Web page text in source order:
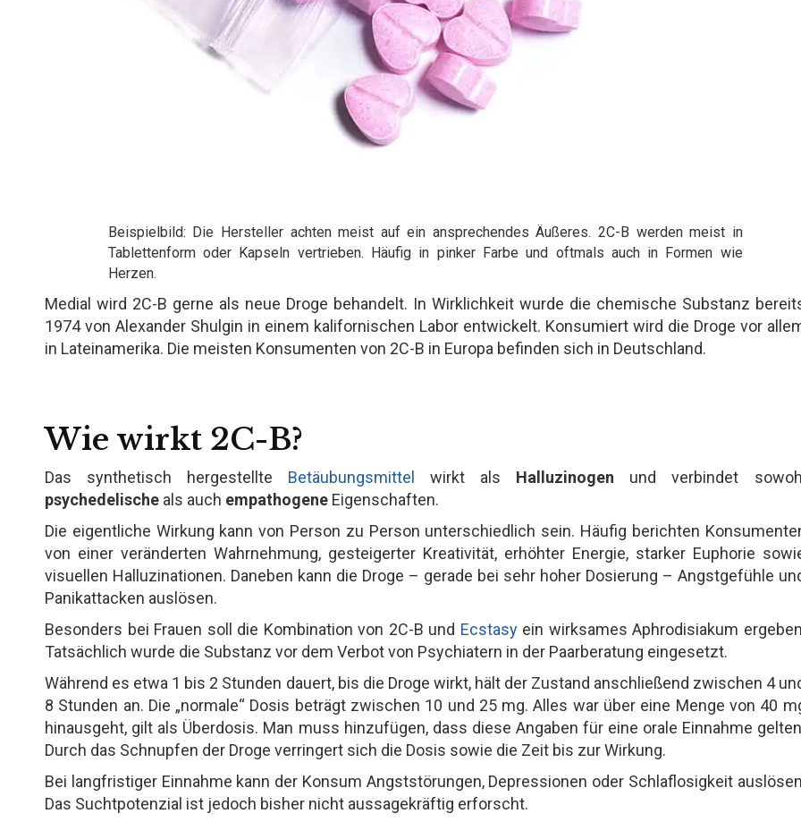
Beispielbild: Die Hersteller achten meist auf ein ansprechendes Äußeres. 2C-B werden meist in
Tablettenform oder Kapseln vertrieben. Häufig in pinker Farbe und oftmals auch in Formen wie
Herzen.
Medial wird 2C-B gerne als neue Droge behandelt. In Wirklichkeit wurde die chemische Substanz
1974 von Alexander Shulgin in einem kalifornischen Labor entwickelt. Konsumiert wird die Droge vor
in Lateinamerika. Die meisten Konsumenten von 2C-B in Europa befinden sich in Deutschland.
Wie wirkt 2C-B?
Das synthetisch hergestellte Betäubungsmittel wirkt als Halluzinogen und verbindet
psychedelische als auch empathogene Eigenschaften.
Die eigentliche Wirkung kann von Person zu Person unterschiedlich sein. Häufig berichten
von einer veränderten Wahrnehmung, gesteigerter Kreativität, erhöhter Energie, starker Euphorie
visuellen Halluzinationen. Daneben kann die Droge – gerade bei sehr hoher Dosierung – Angstgefühle
Panikattacken auslösen.
Besonders bei Frauen soll die Kombination von 2C-B und Ecstasyein wirksames Aphrodisiakum
Tatsächlich wurde die Substanz vor dem Verbot von Psychiatern in der Paarberatung eingesetzt.
Während es etwa 1 bis 2 Stunden dauert, bis die Droge wirkt, hält der Zustand anschließend zwischen 4
8 Stunden an. Die „normale“ Dosis beträgt zwischen 10 und 25 mg. Alles war über eine Menge von 40
hinausgeht, gilt als Überdosis. Man muss hinzufügen, dass diese Angaben für eine orale Einnahme
Durch das Schnupfen der Droge verringert sich die Dosis sowie die Zeit bis zur Wirkung.
Bei langfristiger Einnahme kann der Konsum Angststörungen, Depressionen oder Schlaflosigkeit
Das Suchtpotenzial ist jedoch bisher nicht aussagekräftig erforscht.